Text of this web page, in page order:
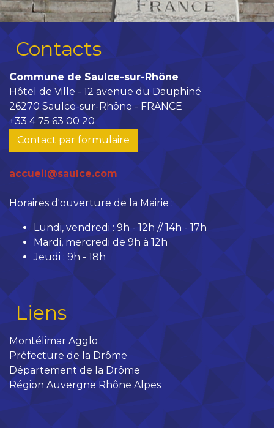
Contacts
Commune de Saulce-sur-Rhône
Hôtel de Ville - 12 avenue du Dauphiné
26270 Saulce-sur-Rhône - FRANCE
+33 4 75 63 00 20
Contact par formulaire
accueil@saulce.com
Horaires d'ouverture de la Mairie :
Lundi, vendredi : 9h - 12h // 14h - 17h
Mardi, mercredi de 9h à 12h
Jeudi : 9h - 18h
Liens
Montélimar Agglo
Préfecture de la Drôme
Département de la Drôme
Région Auvergne Rhône Alpes